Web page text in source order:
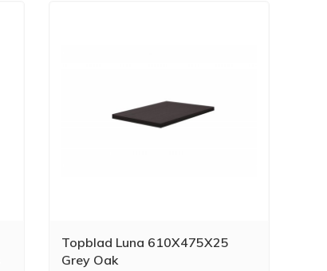
Topblad Luna 610X475X25
Grey Oak